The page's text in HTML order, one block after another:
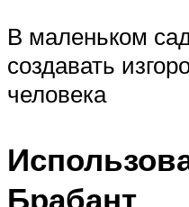
В маленьком
создавать
человека
Брабант